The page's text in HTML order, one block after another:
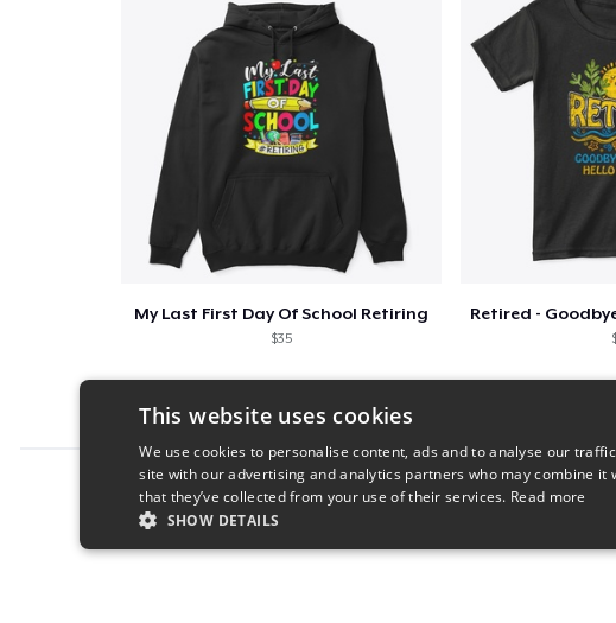
My Last First Day Of School Retiring
$35
Report this product
This website uses cookies
We use cookies to personalise content, ads and to analyse our
site with our advertising and analytics partners who may combine
that they’ve collected from your use of their services. Read more
SHOW DETAILS